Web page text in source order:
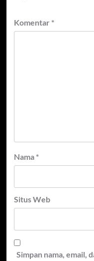
Komentar *
Nama *
Situs Web
Simpan nama, email,